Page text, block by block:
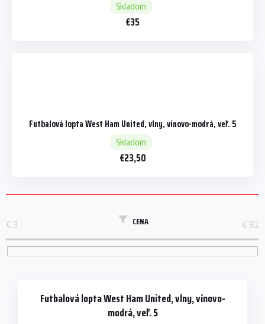
Skladom
€35
Futbalová lopta West Ham United, vlny, vínovo-modrá, veľ. 5
Skladom
€23,50
CENA
€ 3 € 82
Futbalová lopta West Ham United, vlny, vínovo-
modrá, veľ. 5